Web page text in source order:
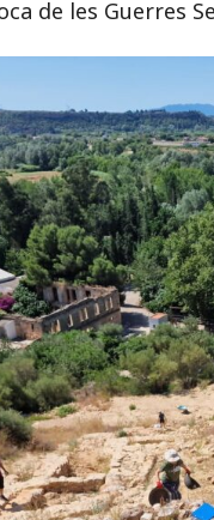
de les Guerres